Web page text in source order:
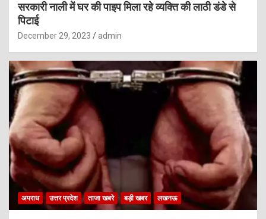
सरकारी नाली में घर की पाइप मिला रहे व्यक्ति की लाठी डंडे से
पिटाई
December 29, 2023 admin
अपराध उत्तर प्रदेश ताजा खबरे बड़ी खबर लखनऊ